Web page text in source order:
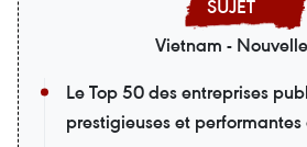
Vietnam -
Le Top 50 des entreprises
prestigieuses et